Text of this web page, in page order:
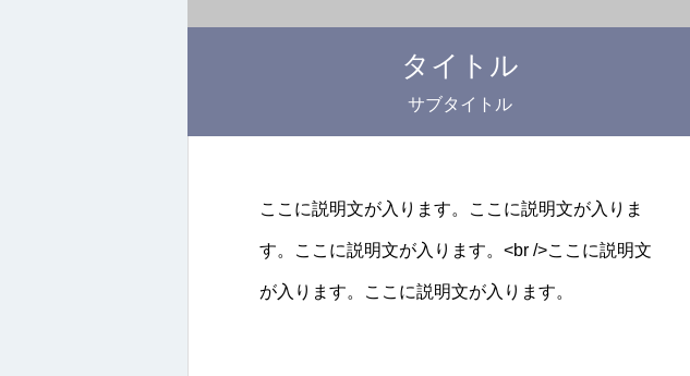
タイトル
サブタイトル
ここに説明文が入ります。ここに説明文が入りま
す。ここに説明文が入ります。<br />ここに説明文
が入ります。ここに説明文が入ります。